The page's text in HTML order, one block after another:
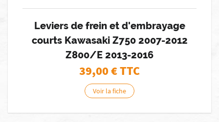
Leviers de frein et d'embrayage
courts Kawasaki Z750 2007-2012
Z800/E 2013-2016
39,00€ TTC
Voir la fiche